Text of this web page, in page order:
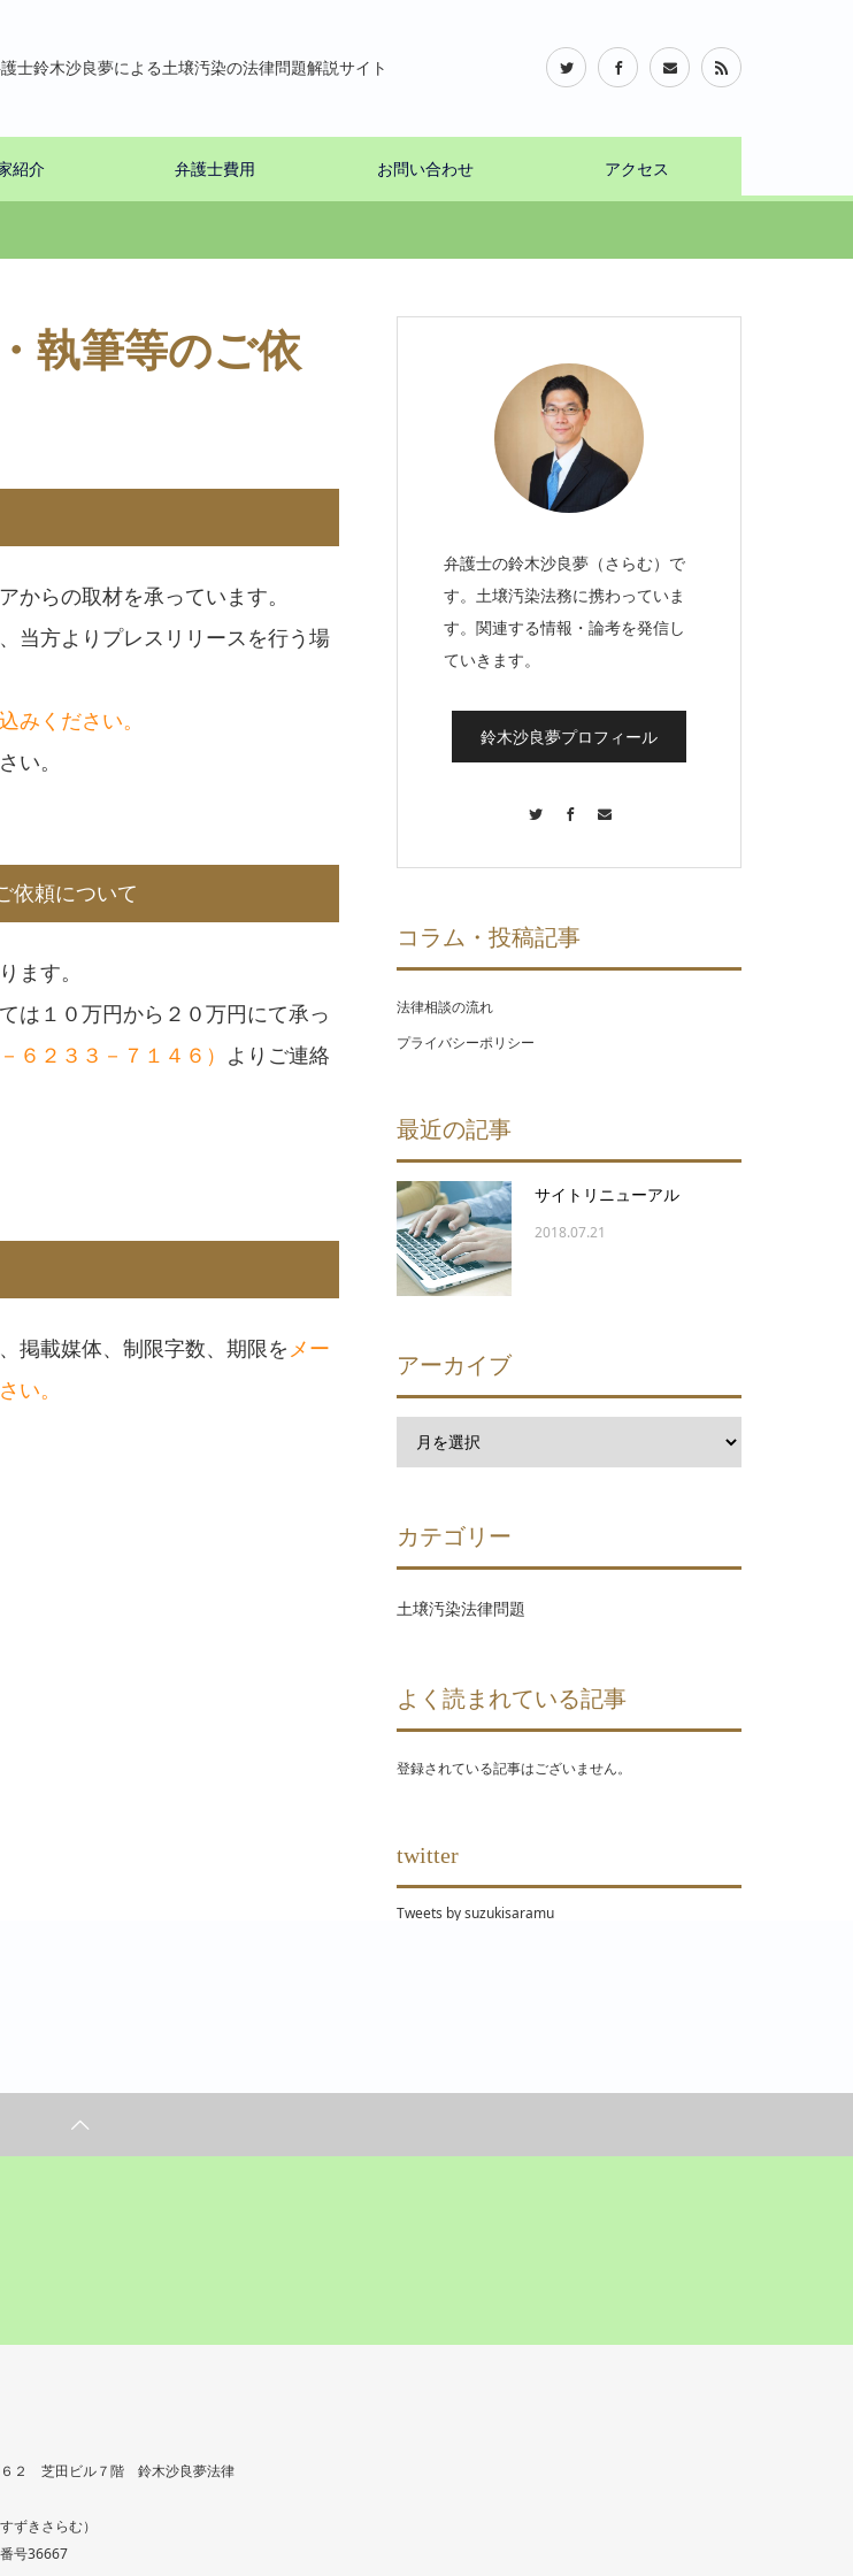
士鈴木沙良夢による土壌汚染の法律問題解説サイト
紹介 弁護士費用 お問い合わせ アクセス
執筆等のご依
らの取材を承っています。
当方よりプレスリリースを行う場
みください。
い。
依頼について
ます。
は１０万円から２０万円にて承っ
６２３３－７１４６） よりご連絡
掲載媒体、制限字数、期限をメー
い。
弁護士の鈴木沙良夢（さらむ）で
す。土壌汚染法務に携わっていま
す。関連する情報・論考を発信し
ていきます。
鈴木沙良夢プロフィール
Twitter
コラム・投稿記事
法律相談の流れ
プライバシーポリシー
最近の記事
サイトリニューアル
2018.07.21
アーカイブ
カテゴリー
土壌汚染法律問題
よく読まれている記事
登録されている記事はございません。
twitter
Tweets by suzukisaramu
６２ 芝田ビル７階 鈴木沙良夢法律
ずきさらむ）
号36667